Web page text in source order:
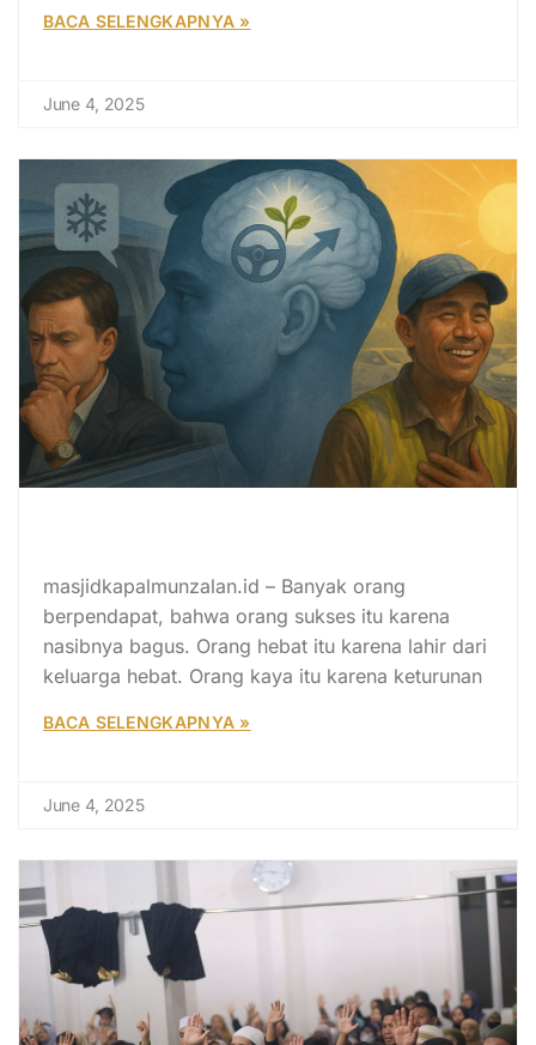
BACA SELENGKAPNYA »
June 4, 2025
masjidkapalmunzalan.id – Banyak orang
berpendapat, bahwa orang sukses itu karena
nasibnya bagus. Orang hebat itu karena lahir dari
keluarga hebat. Orang kaya itu karena keturunan
BACA SELENGKAPNYA »
June 4, 2025